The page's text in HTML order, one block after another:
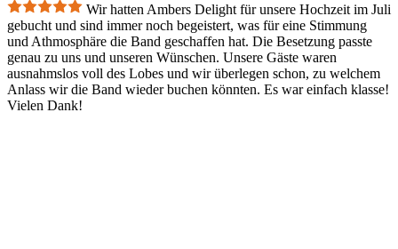
Wir hatten Ambers Delight für unsere Hochzeit im Juli
gebucht und sind immer noch begeistert, was für eine Stimmung
und Athmosphäre die Band geschaffen hat. Die Besetzung passte
genau zu uns und unseren Wünschen. Unsere Gäste waren
ausnahmslos voll des Lobes und wir überlegen schon, zu welchem
Anlass wir die Band wieder buchen könnten. Es war einfach klasse!
Vielen Dank!